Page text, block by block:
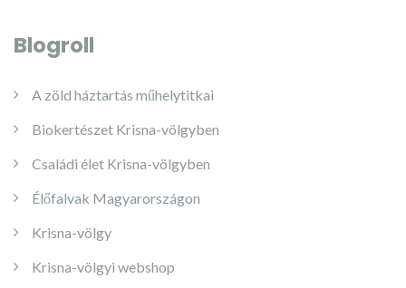
Blogroll
A zöld háztartás műhelytitkai
Biokertészet Krisna-völgyben
Családi élet Krisna-völgyben
Élőfalvak Magyarországon
Krisna-völgy
Krisna-völgyi webshop